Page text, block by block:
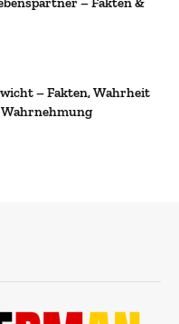
– Fakten, Wahrheit